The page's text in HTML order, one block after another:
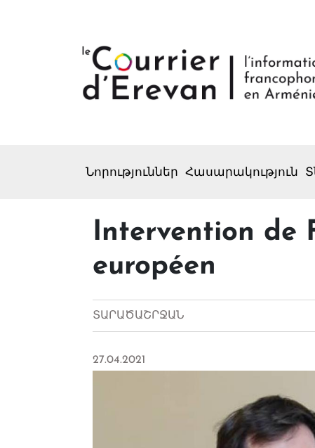
Նորություններ Հասարակություն
Intervention de
européen
ՏԱՐԱԾԱՇՐՋԱՆ
27.04.2021